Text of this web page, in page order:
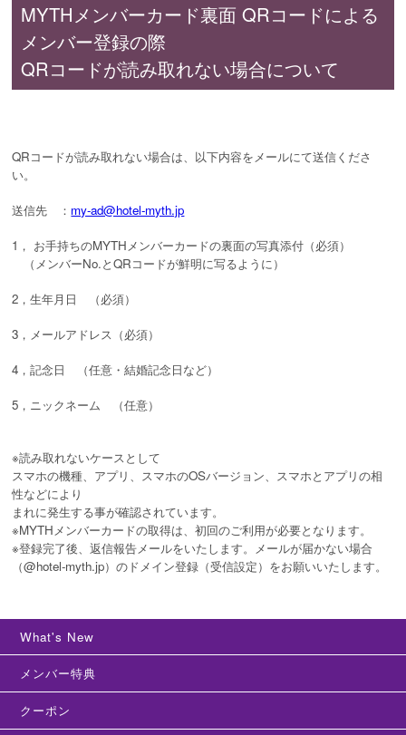
MYTHメンバーカード裏面 QRコードによる
メンバー登録の際
QRコードが読み取れない場合について
QRコードが読み取れない場合は、以下内容をメールにて送信くださ
い。
送信先 ： my-ad@hotel-myth.jp
1， お手持ちのMYTHメンバーカードの裏面の写真添付（必須）
（メンバーNo.とQRコードが鮮明に写るように）
2，生年月日 （必須）
3，メールアドレス（必須）
4，記念日 （任意・結婚記念日など）
5，ニックネーム （任意）
※読み取れないケースとして
スマホの機種、アプリ、スマホのOSバージョン、スマホとアプリの相
性などにより
まれに発生する事が確認されています。
※MYTHメンバーカードの取得は、初回のご利用が必要となります。
※登録完了後、返信報告メールをいたします。メールが届かない場合
（@hotel-myth.jp）のドメイン登録（受信設定）をお願いいたします。
What's New
メンバー特典
クーポン